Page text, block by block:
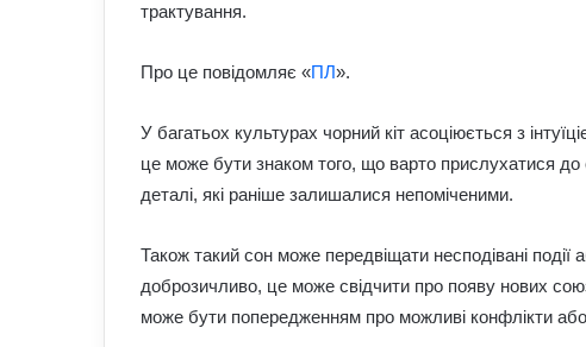
трактування.
Про це повідомляє «ПЛ».
У багатьох культурах чорний кіт асоціюється з
це може бути знаком того, що варто прислухатися до
деталі, які раніше залишалися непоміченими.
Також такий сон може передвіщати несподівані
доброзичливо, це може свідчити про появу нових
може бути попередженням про можливі конфлікти